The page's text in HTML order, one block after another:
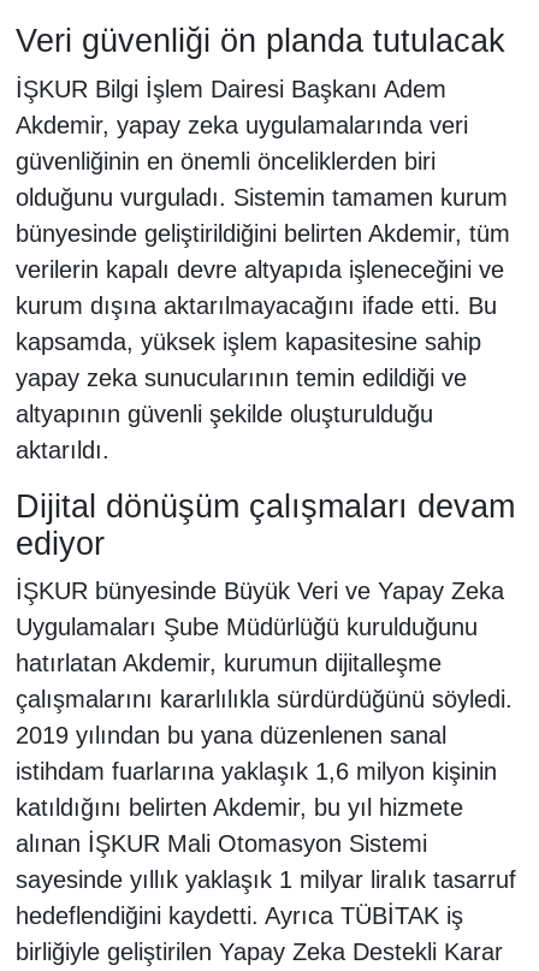
Veri güvenliği ön planda tutulacak
İŞKUR Bilgi İşlem Dairesi Başkanı Adem
Akdemir, yapay zeka uygulamalarında veri
güvenliğinin en önemli önceliklerden biri
olduğunu vurguladı. Sistemin tamamen kurum
bünyesinde geliştirildiğini belirten Akdemir, tüm
verilerin kapalı devre altyapıda işleneceğini ve
kurum dışına aktarılmayacağını ifade etti. Bu
kapsamda, yüksek işlem kapasitesine sahip
yapay zeka sunucularının temin edildiği ve
altyapının güvenli şekilde oluşturulduğu
aktarıldı.
Dijital dönüşüm çalışmaları devam
ediyor
İŞKUR bünyesinde Büyük Veri ve Yapay Zeka
Uygulamaları Şube Müdürlüğü kurulduğunu
hatırlatan Akdemir, kurumun dijitalleşme
çalışmalarını kararlılıkla sürdürdüğünü söyledi.
2019 yılından bu yana düzenlenen sanal
istihdam fuarlarına yaklaşık 1,6 milyon kişinin
katıldığını belirten Akdemir, bu yıl hizmete
alınan İŞKUR Mali Otomasyon Sistemi
sayesinde yıllık yaklaşık 1 milyar liralık tasarruf
hedeflendiğini kaydetti. Ayrıca TÜBİTAK iş
birliğiyle geliştirilen Yapay Zeka Destekli Karar